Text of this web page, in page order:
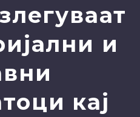
и
кај